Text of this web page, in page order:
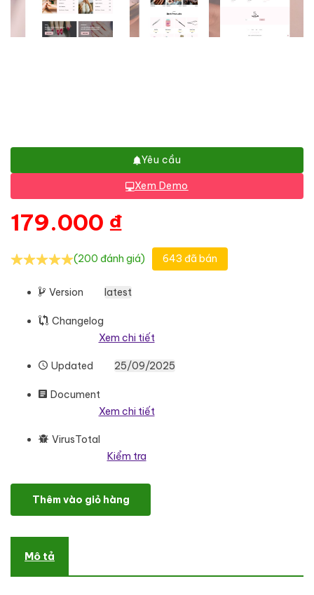
Yêu cầu
Xem Demo
179.000 ₫
(200 đánh giá) 643 đã bán
Version latest
Changelog
Xem chi tiết
Updated 25/09/2025
Document
Xem chi tiết
VirusTotal
Kiểm tra
Nail Craft - Nail Salon with Great Widgets WooCommerce
Thêm vào giỏ hàng
Mô tả